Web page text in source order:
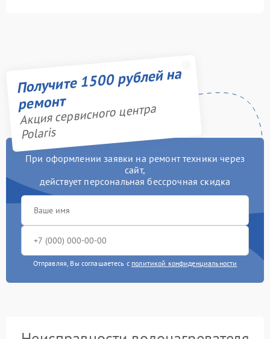
Получите 1500 рублей на
ремонт
Акция сервисного центра
Polaris
При оформлении заявки на ремонт техники через
сайт,
действует персональная бессрочная скидка
Отправляя, Вы соглашаетесь с политикой конфиденциальности